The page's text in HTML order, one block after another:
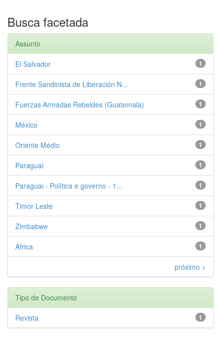
Busca facetada
Assunto
1
El Salvador
1
Frente Sandinista de Liberación N...
1
Fuerzas Armadas Rebeldes (Guatemala)
1
México
1
Oriente Médio
1
Paraguai
1
Paraguai - Política e governo - 1...
1
Timor Leste
1
Zimbabwe
1
África
próximo >
Tipo de Documento
1
Revista